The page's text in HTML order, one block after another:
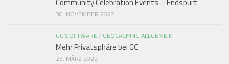
30. NOVEMBER 2022
GC SOFTWARE / GEOCACHING ALLGEMEIN
Mehr Privatsphäre bei GC
25. MÄRZ 2022